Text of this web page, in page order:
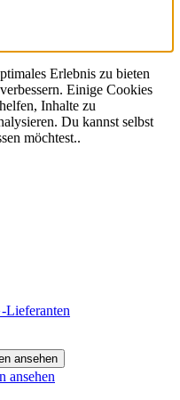
Erlebnis zu bieten
Einige Cookies
Inhalte zu
Du kannst selbst
möchtest..
Lieferanten
ansehen
ansehen